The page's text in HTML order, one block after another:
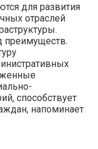
для развития
отраслей
преимуществ.
способствует
напоминает